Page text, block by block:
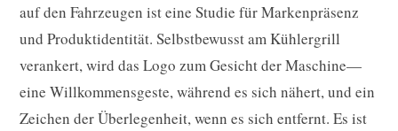
auf den Fahrzeugen ist eine Studie für Markenpräsenz
und Produktidentität. Selbstbewusst am Kühlergrill
verankert, wird das Logo zum Gesicht der Maschine—
eine Willkommensgeste, während es sich nähert, und ein
Zeichen der Überlegenheit, wenn es sich entfernt. Es ist